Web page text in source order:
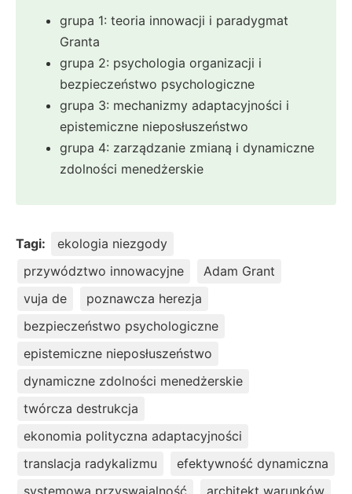
grupa 1: teoria innowacji i paradygmat
Granta
grupa 2: psychologia organizacji i
bezpieczeństwo psychologiczne
grupa 3: mechanizmy adaptacyjności i
epistemiczne nieposłuszeństwo
grupa 4: zarządzanie zmianą i dynamiczne
zdolności menedżerskie
Tagi:
ekologia niezgody
przywództwo innowacyjne
Adam Grant
vuja de
poznawcza herezja
bezpieczeństwo psychologiczne
epistemiczne nieposłuszeństwo
dynamiczne zdolności menedżerskie
twórcza destrukcja
ekonomia polityczna adaptacyjności
translacja radykalizmu
efektywność dynamiczna
systemowa przyswajalność
architekt warunków